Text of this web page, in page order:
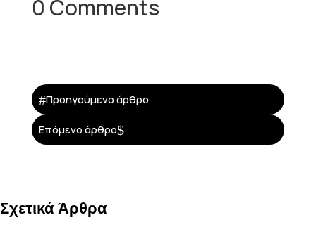
0 Comments
#Προηγούμενο άρθρο
Επόμενο άρθρο$
Σχετικά Άρθρα